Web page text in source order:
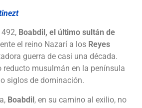
Boabdil, el último sultán de
el reino Nazarí a los Reyes
guerra de casi una década.
musulmán en la península
siglos de dominación.
Boabdil, en su camino al exilio, no